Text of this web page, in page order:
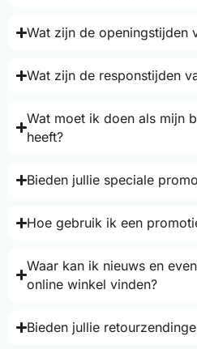
Wat zijn de openingstijden
Wat zijn de responstijden
Wat moet ik doen als mijn
heeft?
Bieden jullie speciale
Hoe gebruik ik een
Waar kan ik nieuws en
online winkel vinden?
Bieden jullie